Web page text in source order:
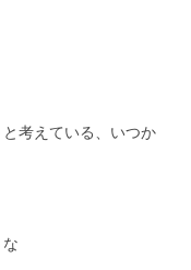
考えている、いつか